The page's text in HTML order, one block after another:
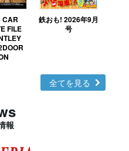
CAR
FILE
鉄おも! 2026年9月
号
全てを見る
報